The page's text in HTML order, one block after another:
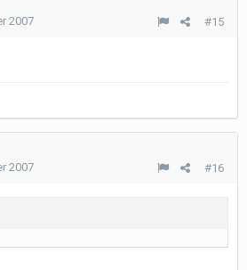
#15
2007
#16
2007